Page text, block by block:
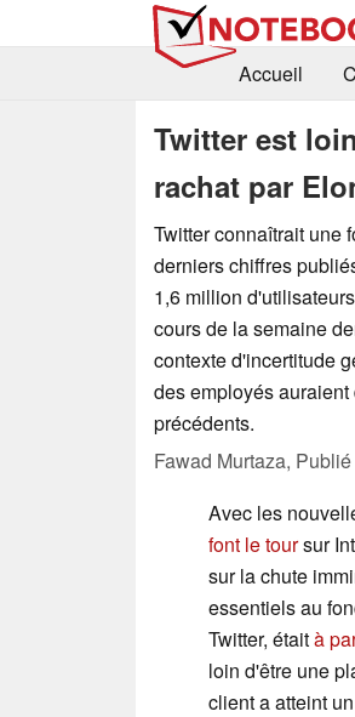
Accueil
Twitter est
rachat par
Twitter connaîtrait une
derniers chiffres
1,6 million
cours de la semaine
contexte d'incertitude
des employés
précédents.
Fawad Murtaza, Publié
Avec les
font le toursur
sur la chute
essentiels au
Twitter, étaità
loin d'être une
client a atteint